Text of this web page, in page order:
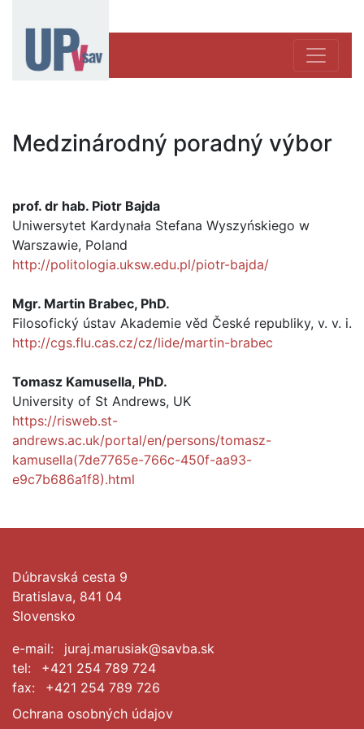
Medzinárodný poradný výbor
prof. dr hab. Piotr Bajda
Uniwersytet Kardynała Stefana Wyszyńskiego w
Warszawie, Poland
http://politologia.uksw.edu.pl/piotr-bajda/
Mgr. Martin Brabec, PhD.
Filosofický ústav Akademie věd České republiky, v. v. i.
http://cgs.flu.cas.cz/cz/lide/martin-brabec
Tomasz Kamusella, PhD.
University of St Andrews, UK
https://risweb.st-
andrews.ac.uk/portal/en/persons/tomasz-
kamusella(7de7765e-766c-450f-aa93-
e9c7b686a1f8).html
Dúbravská cesta 9
Bratislava, 841 04
Slovensko
e-mail:
juraj.marusiak@savba.sk
tel:
+421 254 789 724
fax:
+421 254 789 726
Ochrana osobných údajov